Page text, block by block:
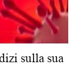
sulla sua